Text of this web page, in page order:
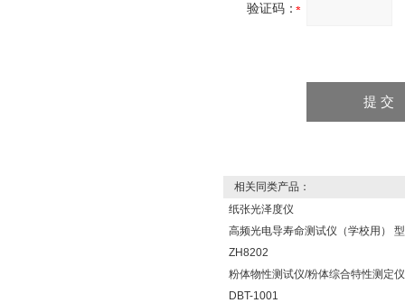
验证码：
相关同类产品：
纸张光泽度仪
高频光电导寿命测试仪（学校用）
ZH8202
粉体物性测试仪/粉体综合特性测定
DBT-1001